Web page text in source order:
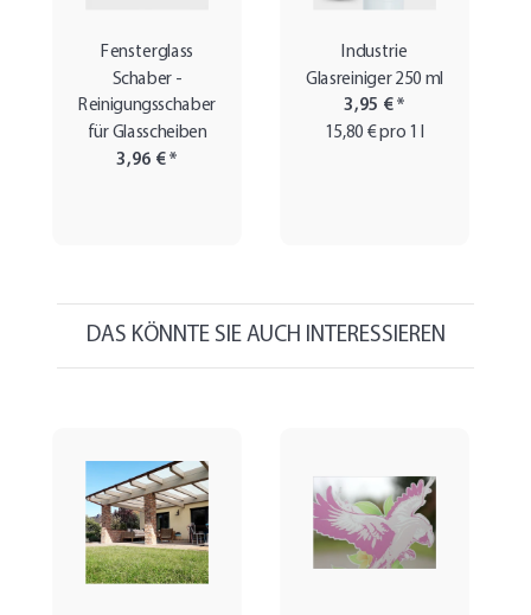
Fensterglass
Schaber -
Reinigungsschaber
für Glasscheiben
3,96 €*
Industrie
Glasreiniger 250 ml
3,95 €*
15,80 € pro 1 l
DAS KÖNNTE SIE AUCH INTERESSIEREN